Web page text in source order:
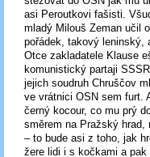
asi Peroutkovi fašisti.
mladý Milouš Zeman učil
pořádek, takový leninský,
Otce zakladatele Klause
komunistický partaji
jejich soudruh Chruščov
ve vrátnici OSN sem furt.
černý kocour, co mu prý
směrem na Pražský
– to bude asi z toho, jak
žere lidi i s kočkami a